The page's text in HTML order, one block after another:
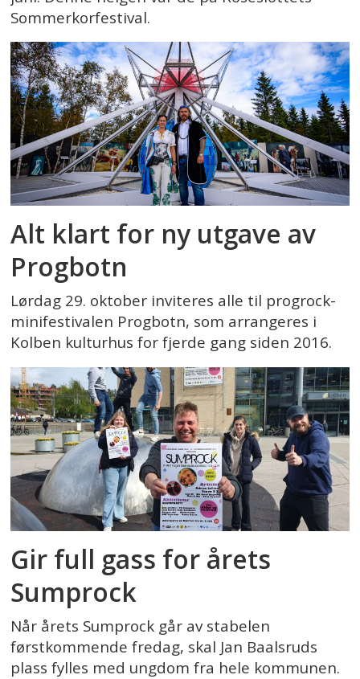
Sommerkorfestival.
Alt klart for ny utgave av
Progbotn
Lørdag 29. oktober inviteres alle til progrock-
minifestivalen Progbotn, som arrangeres i
Kolben kulturhus for fjerde gang siden 2016.
Gir full gass for årets
Sumprock
Når årets Sumprock går av stabelen
førstkommende fredag, skal Jan Baalsruds
plass fylles med ungdom fra hele kommunen.